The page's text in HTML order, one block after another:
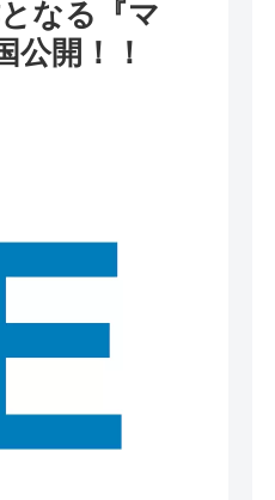
なる『マ
開！！